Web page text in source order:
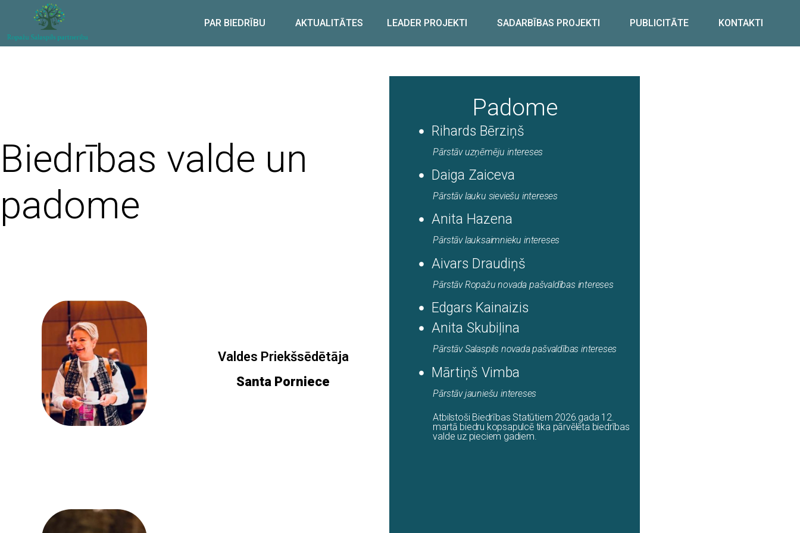
PAR BIEDRĪBU AKTUALITĀTES LEADER PROJEKTI SADARBĪBAS PROJEKTI PUBLICITĀTE KONTAKTI
Biedrības valde un
padome
Valdes Priekšsēdētāja
Santa Porniece
Padome
Rihards Bērziņš
Pārstāv uzņēmēju intereses
Daiga Zaiceva
Pārstāv lauku sieviešu intereses
Anita Hazena
Pārstāv lauksaimnieku intereses
Aivars Draudiņš
Pārstāv Ropažu novada pašvaldības intereses
Edgars Kainaizis
Anita Skubiļina
Pārstāv Salaspils novada pašvaldības intereses
Mārtiņš Vimba
Pārstāv jauniešu intereses
Atbilstoši Biedrības Statūtiem 2026.gada 12.
martā biedru kopsapulcē tika pārvēlēta biedrības
valde uz pieciem gadiem.